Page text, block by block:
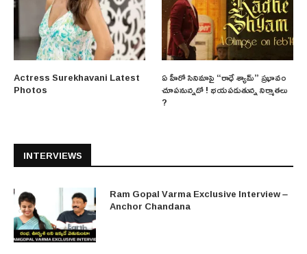
Actress Surekhavani Latest
Photos
ఏ హీరో సినిమాపై “రాధే శ్యామ్” ప్రభావం
చూపనున్నదో ! భయపడుతున్న నిర్మాతలు
?
INTERVIEWS
Ram Gopal Varma Exclusive Interview –
Anchor Chandana